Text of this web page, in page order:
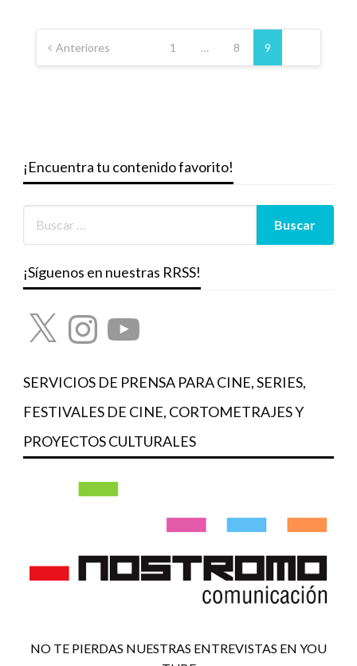
Paginación
de
entradas
Anteriores 1 … 8 9
¡Encuentra tu contenido favorito!
¡Síguenos en nuestras RRSS!
X InstagramYouTube
SERVICIOS DE PRENSA PARA CINE, SERIES,
FESTIVALES DE CINE, CORTOMETRAJES Y
PROYECTOS CULTURALES
NO TE PIERDAS NUESTRAS ENTREVISTAS EN YOU